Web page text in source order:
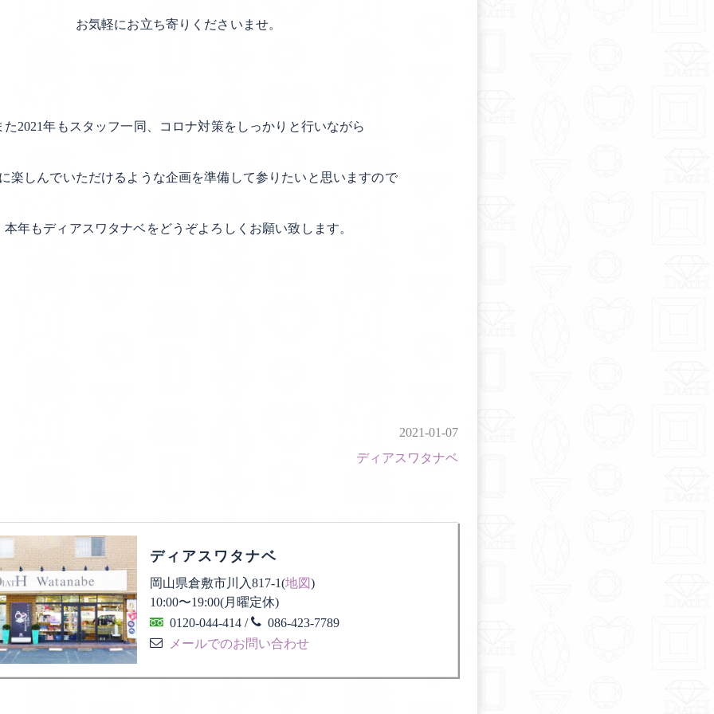
お気軽にお立ち寄りくださいませ。
た2021年もスタッフ一同、コロナ対策をしっかりと行いながら
楽しんでいただけるような企画を準備して参りたいと思いますので
本年もディアスワタナベをどうぞよろしくお願い致します。
2021-01-07
ディアスワタナベ
ディアスワタナベ
岡山県倉敷市川入817-1(地図)
10:00〜19:00(月曜定休)
0120-044-414/
086-423-7789
メールでのお問い合わせ